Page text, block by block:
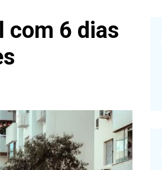
com 6 dias